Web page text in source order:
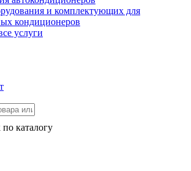
и комплектующих для
кондиционеров
услуги
каталогу